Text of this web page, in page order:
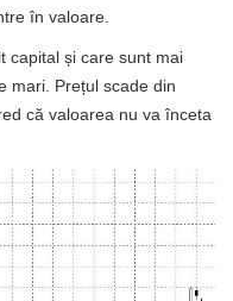
în valoare.
capital și care sunt mai
mari. Prețul scade din
că valoarea nu va înceta